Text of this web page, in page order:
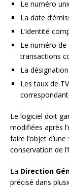
Le numéro
La date
L’identité
Le numéro de
transactions
La
Les taux de
Le logiciel doit
modifiées après
faire l’objet
conservation de
La Direction
précisé dans